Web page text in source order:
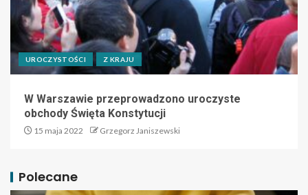
UROCZYSTOŚCI Z KRAJU
W Warszawie przeprowadzono uroczyste
obchody Święta Konstytucji
15 maja 2022 Grzegorz Janiszewski
Polecane